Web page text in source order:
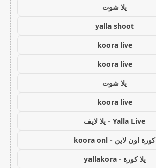
يلا شوت
yalla shoot
koora live
koora live
يلا شوت
koora live
Yalla Live - يلا لايف
كورة اون لاين - koora onl
يلا كورة - yallakora